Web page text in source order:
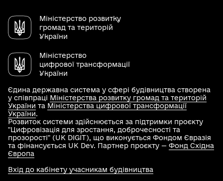
Міністерство розвитку
громад та територій
України
Міністерство
цифрової трансформації
України
Єдина державна система у сфері будівництва створена
у співпраці Міністерства розвитку громад та територій
України та Міністерства цифрової трансформації
України.
Розвиток системи здійснюється за підтримки проєкту
"Цифровізація для зростання, доброчесності та
прозорості" (UK DIGIT), що виконується Фондом Євразія
та фінансується UK Dev. Партнер проєкту — Фонд Східна
Європа
Вхід до кабінету учасникам будівництва